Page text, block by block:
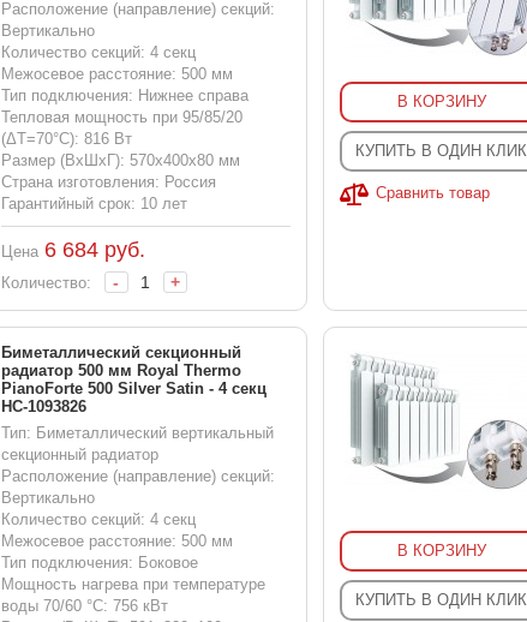
Расположение (направление) секций:
Вертикально
Количество секций: 4 секц
Межосевое расстояние: 500 мм
Тип подключения: Нижнее справа
Тепловая мощность при 95/85/20
(ΔT=70°C): 816 Вт
Размер (ВхШхГ): 570x400x80 мм
Страна изготовления: Россия
Гарантийный срок: 10 лет
Цена 6 684руб.
Количество: - +
В КОРЗИНУ
КУПИТЬ В ОДИН КЛИК
Сравнить товар
Биметаллический секционный
радиатор 500 мм Royal Thermo
PianoForte 500 Silver Satin - 4 секц
НС-1093826
Тип: Биметаллический вертикальный
секционный радиатор
Расположение (направление) секций:
Вертикально
Количество секций: 4 секц
Межосевое расстояние: 500 мм
Тип подключения: Боковое
Мощность нагрева при температуре
воды 70/60 °С: 756 кВт
В КОРЗИНУ
КУПИТЬ В ОДИН КЛИК